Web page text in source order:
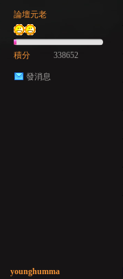
論壇元老
積分 338652
發消息
younghumma